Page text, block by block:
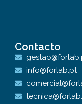
Contacto
info@forlab.pt